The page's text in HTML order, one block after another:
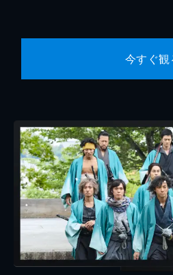
今すぐ観